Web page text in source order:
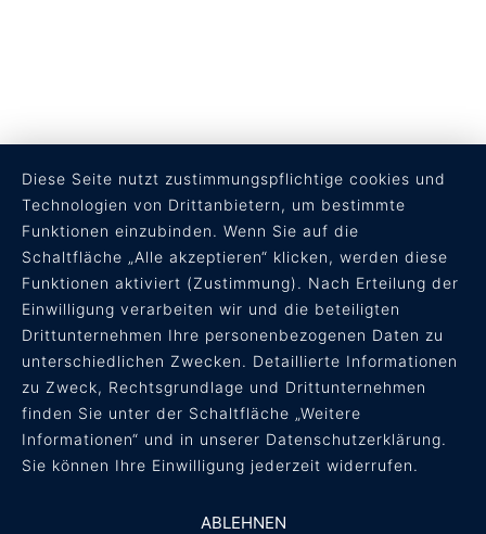
RECHTLICHES
AGB
Datenschutz
Impressum
Diese Seite nutzt zustimmungspflichtige cookies und
Technologien von Drittanbietern, um bestimmte
Funktionen einzubinden. Wenn Sie auf die
Schaltfläche „Alle akzeptieren“ klicken, werden diese
Funktionen aktiviert (Zustimmung). Nach Erteilung der
Einwilligung verarbeiten wir und die beteiligten
Drittunternehmen Ihre personenbezogenen Daten zu
unterschiedlichen Zwecken. Detaillierte Informationen
zu Zweck, Rechtsgrundlage und Drittunternehmen
finden Sie unter der Schaltfläche „Weitere
Informationen“ und in unserer Datenschutzerklärung.
Sie können Ihre Einwilligung jederzeit widerrufen.
ABLEHNEN